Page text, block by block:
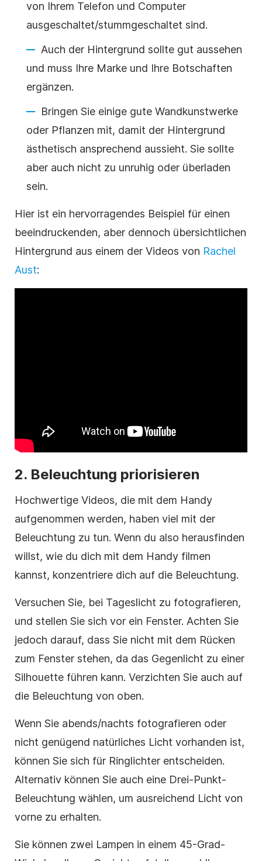
von Ihrem Telefon und Computer
ausgeschaltet/stummgeschaltet sind.
Auch der Hintergrund sollte gut aussehen
und muss Ihre Marke und Ihre Botschaften
ergänzen.
Bringen Sie einige gute Wandkunstwerke
oder Pflanzen mit, damit der Hintergrund
ästhetisch ansprechend aussieht. Sie sollte
aber auch nicht zu unruhig oder überladen
sein.
Hier ist ein hervorragendes Beispiel für einen
beeindruckenden, aber dennoch übersichtlichen
Hintergrund aus einem der Videos von Rachel
Aust:
2. Beleuchtung priorisieren
Hochwertige Videos, die mit dem Handy
aufgenommen werden, haben viel mit der
Beleuchtung zu tun. Wenn du also herausfinden
willst, wie du dich mit dem Handy filmen
kannst, konzentriere dich auf die Beleuchtung.
Versuchen Sie, bei Tageslicht zu fotografieren,
und stellen Sie sich vor ein Fenster. Achten Sie
jedoch darauf, dass Sie nicht mit dem Rücken
zum Fenster stehen, da das Gegenlicht zu einer
Silhouette führen kann. Verzichten Sie auch auf
die Beleuchtung von oben.
Wenn Sie abends/nachts fotografieren oder
nicht genügend natürliches Licht vorhanden ist,
können Sie sich für Ringlichter entscheiden.
Alternativ können Sie auch eine Drei-Punkt-
Beleuchtung wählen, um ausreichend Licht von
vorne zu erhalten.
Sie können zwei Lampen in einem 45-Grad-